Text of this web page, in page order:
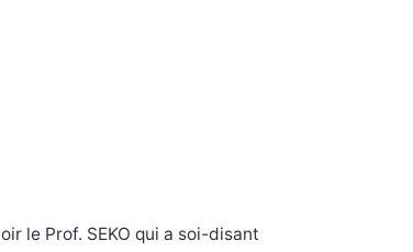
le Prof. SEKO qui a soi-disant